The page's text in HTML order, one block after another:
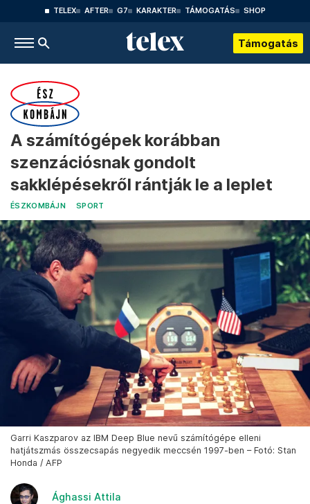
TELEX AFTER G7 KARAKTER TÁMOGATÁS SHOP
Támogatás
A számítógépek korábban
szenzációsnak gondolt
sakklépésekről rántják le a leplet
ÉSZKOMBÁJN SPORT
Garri Kaszparov az IBM Deep Blue nevű számítógépe elleni
hatjátszmás összecsapás negyedik meccsén 1997-ben – Fotó: Stan
Honda / AFP
Ághassi Attila